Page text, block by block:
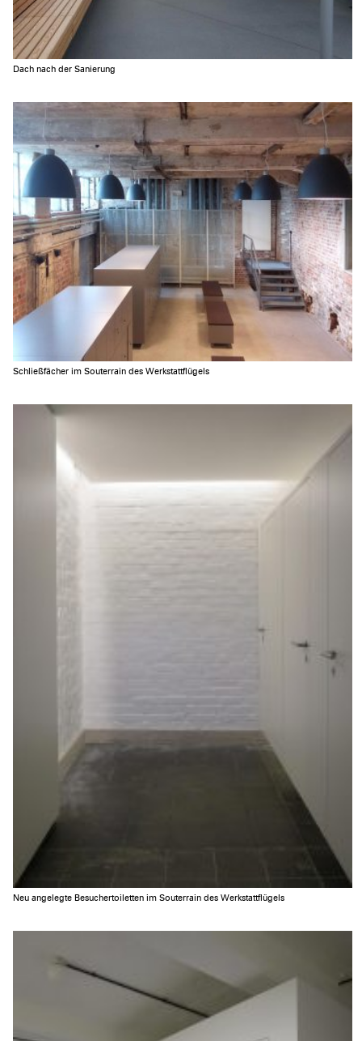
Dach nach der Sanierung
Schließfächer im Souterrain des Werkstattflügels
Neu angelegte Besuchertoiletten im Souterrain des Werkstattflügels